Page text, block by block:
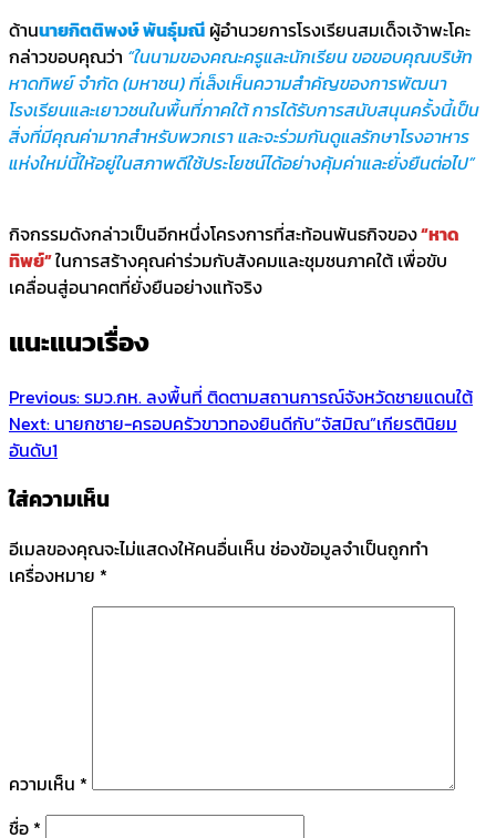
ด้านนายกิตติพงษ์ พันธุ์มณี ผู้อำนวยการโรงเรียนสมเด็จเจ้าพะโคะ
กล่าวขอบคุณว่า “ในนามของคณะครูและนักเรียน ขอขอบคุณบริษัท
หาดทิพย์ จำกัด (มหาชน) ที่เล็งเห็นความสำคัญของการพัฒนา
โรงเรียนและเยาวชนในพื้นที่ภาคใต้ การได้รับการสนับสนุนครั้งนี้เป็น
สิ่งที่มีคุณค่ามากสำหรับพวกเรา และจะร่วมกันดูแลรักษาโรงอาหาร
แห่งใหม่นี้ให้อยู่ในสภาพดีใช้ประโยชน์ได้อย่างคุ้มค่าและยั่งยืนต่อไป”
กิจกรรมดังกล่าวเป็นอีกหนึ่งโครงการที่สะท้อนพันธกิจของ“หาด
ทิพย์”ในการสร้างคุณค่าร่วมกับสังคมและชุมชนภาคใต้ เพื่อขับ
เคลื่อนสู่อนาคตที่ยั่งยืนอย่างแท้จริง
แนะแนวเรื่อง
Previous:รมว.กห. ลงพื้นที่ ติดตามสถานการณ์จังหวัดชายแดนใต้
Next: นายกชาย-ครอบครัวขาวทองยินดีกับ“จัสมิณ”เกียรตินิยม
อันดับ1
ใส่ความเห็น
อีเมลของคุณจะไม่แสดงให้คนอื่นเห็น ช่องข้อมูลจำเป็นถูกทำ
เครื่องหมาย *
ความเห็น *
ชื่อ *